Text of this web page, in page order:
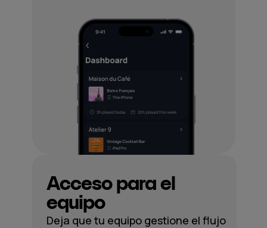
Acceso para el
equipo
Deja que tu equipo gestione el flujo